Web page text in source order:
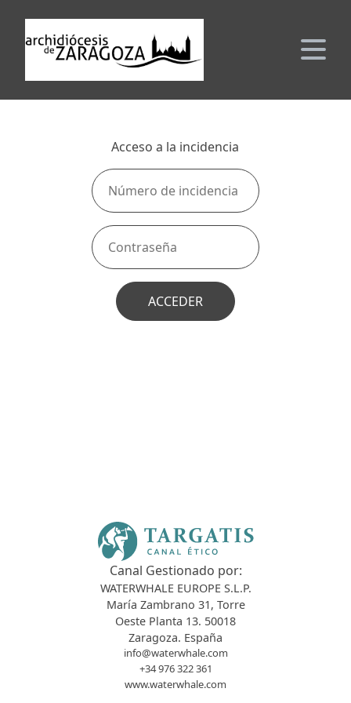
Acceso a la incidencia
Canal Gestionado por:
WATERWHALE EUROPE S.L.P.
María Zambrano 31, Torre
Oeste Planta 13. 50018
Zaragoza. España
info@waterwhale.com
+34 976 322 361
www.waterwhale.com